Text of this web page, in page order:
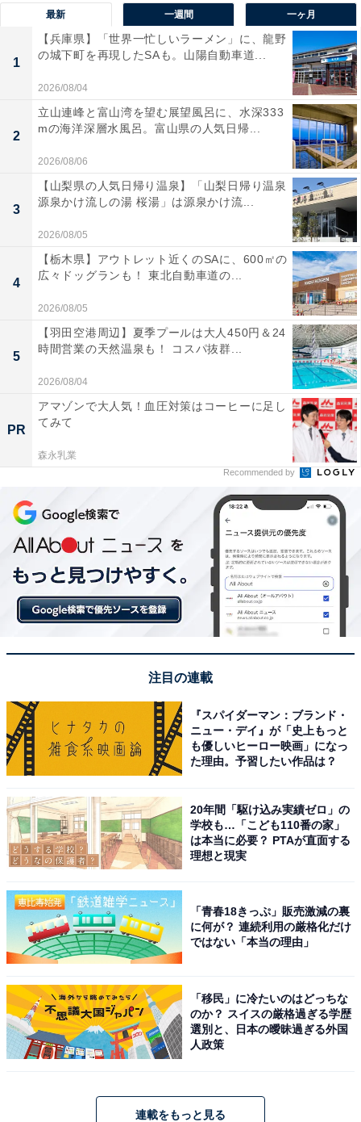
有村架純さんに関する商品をAmazonで見る
1位：吉岡里帆／84票
1位に選ばれたのは吉岡里帆さんです。吉岡さんは、
NHK連続テレビ小説『あさが来た』で注目を集め、結婚
情報誌『ゼクシィ』のCMガールに抜てきされブレー
ク。ドラマ『カルテット』（TBS系）や、映画『ハケン
アニメ！』などの話題作に出演し、人気を獲得します。
現在は、NHK大河ドラマ『豊臣兄弟！』に出演し大活躍
中です。
スタイルが良く抜群の美貌を誇る吉岡さんは、CM出演
も多く「どん兵衛」の人気キャラクター“どんぎつね”が
ことで、結婚を発表したらきっとロスが起きることでし
最新 一週間 一ヶ月
1
【兵庫県】「世界一忙しいラーメン」に、龍野
の城下町を再現したSAも。山陽自動車道...
2026/08/04
2
立山連峰と富山湾を望む展望風呂に、水深333
mの海洋深層水風呂。富山県の人気日帰...
2026/08/06
3
【山梨県の人気日帰り温泉】「山梨日帰り温泉
源泉かけ流しの湯 桜湯」は源泉かけ流...
2026/08/05
4
【栃木県】アウトレット近くのSAに、600㎡の
広々ドッグランも！ 東北自動車道の...
2026/08/05
5
【羽田空港周辺】夏季プールは大人450円＆24
時間営業の天然温泉も！ コスパ抜群...
2026/08/04
PR
アマゾンで大人気！血圧対策はコーヒーに足し
てみて
森永乳業
Recommended by
注目の連載
『スパイダーマン：ブランド・
ニュー・デイ』が「史上もっと
も優しいヒーロー映画」になっ
た理由。予習したい作品は？
20年間「駆け込み実績ゼロ」の
学校も…「こども110番の家」
は本当に必要？ PTAが直面する
理想と現実
「青春18きっぷ」販売激減の裏
に何が？ 連続利用の厳格化だけ
ではない「本当の理由」
「移民」に冷たいのはどっちな
のか？ スイスの厳格過ぎる学歴
選別と、日本の曖昧過ぎる外国
人政策
連載をもっと見る